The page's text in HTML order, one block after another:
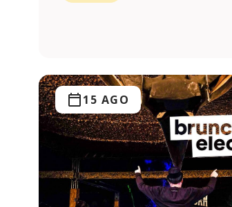
15 AGO